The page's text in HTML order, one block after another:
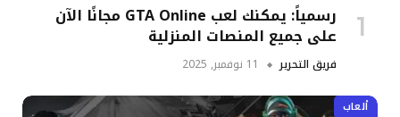
رسمياً: يمكنك لعب GTA Online مجانًا الآن
على جميع المنصات المنزلية
فريق التحرير 11 نوفمبر, 2025
ألعاب